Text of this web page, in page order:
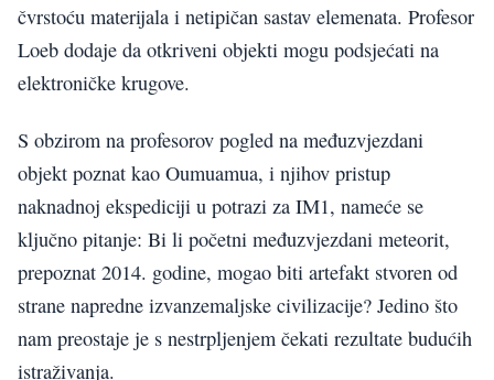
čvrstoću materijala i netipičan sastav elemenata. Profesor
Loeb dodaje da otkriveni objekti mogu podsjećati na
elektroničke krugove.
S obzirom na profesorov pogled na međuzvjezdani
objekt poznat kao Oumuamua, i njihov pristup
naknadnoj ekspediciji u potrazi za IM1, nameće se
ključno pitanje: Bi li početni međuzvjezdani meteorit,
prepoznat 2014. godine, mogao biti artefakt stvoren od
strane napredne izvanzemaljske civilizacije? Jedino što
nam preostaje je s nestrpljenjem čekati rezultate budućih
istraživanja.